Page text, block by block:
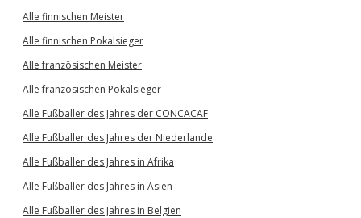
Alle finnischen Meister
Alle finnischen Pokalsieger
Alle französischen Meister
Alle französischen Pokalsieger
Alle Fußballer des Jahres der CONCACAF
Alle Fußballer des Jahres der Niederlande
Alle Fußballer des Jahres in Afrika
Alle Fußballer des Jahres in Asien
Alle Fußballer des Jahres in Belgien